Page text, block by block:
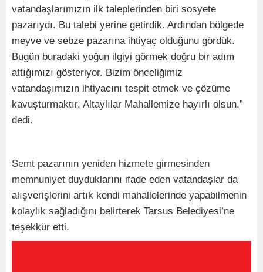
vatandaşlarımızın ilk taleplerinden biri sosyete
pazarıydı. Bu talebi yerine getirdik. Ardından bölgede
meyve ve sebze pazarına ihtiyaç olduğunu gördük.
Bugün buradaki yoğun ilgiyi görmek doğru bir adım
attığımızı gösteriyor. Bizim önceliğimiz
vatandaşımızın ihtiyacını tespit etmek ve çözüme
kavuşturmaktır. Altaylılar Mahallemize hayırlı olsun.”
dedi.
Semt pazarının yeniden hizmete girmesinden
memnuniyet duyduklarını ifade eden vatandaşlar da
alışverişlerini artık kendi mahallelerinde yapabilmenin
kolaylık sağladığını belirterek Tarsus Belediyesi’ne
teşekkür etti.